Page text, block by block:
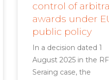
control of
awards under
public policy
In a decision dated 1
August 2025 in the
Seraing case, the